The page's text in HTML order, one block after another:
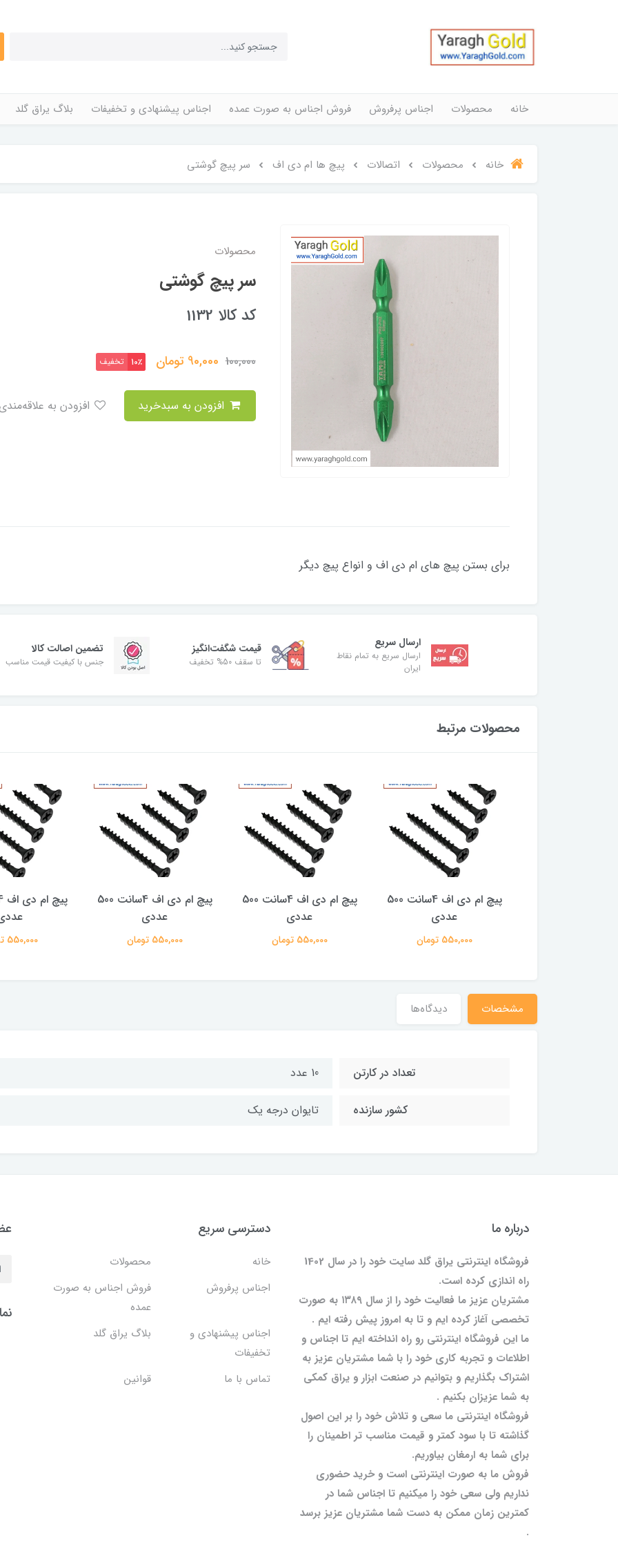
خانه محصولات اجناس پرفروش فروش اجناس به صورت عمده اجناس پیشنهادی و تخفیفات بلاگ یراق گلد
خانه محصولات اتصالات پیچ ها ام دی اف سر پیچ گوشتی
محصولات
سر پیچ گوشتی
کد کالا 1132
100,000
90,000 تومان 10٪ تخفیف
برای بستن پیچ های ام دی اف و انواع پیچ دیگر
ارسال سریع
ارسال سریع به تمام نقاط
ایران
قیمت شگفت‌انگیز
تا سقف 50% تخفیف
تضمین اصالت کالا
جنس با کیفیت قیمت مناسب
محصولات مرتبط
پیچ ام دی اف 4سانت 500
عددی
550,000 تومان
پیچ ام دی اف 4سانت 500
عددی
550,000 تومان
پیچ ام دی اف 4سانت 500
عددی
550,000 تومان 550,000 تومان
مشخصات دیدگاه‌ها
تعداد در کارتن 10 عدد
کشور سازنده تایوان درجه یک
درباره ما
فروشگاه اینترنتی یراق گلد سایت خود را در سال 1402
راه اندازی کرده است.
مشتریان عزیز ما فعالیت خود را از سال ۱۳۸۹ به صورت
تخصصی آغاز کرده ایم و تا به امروز پیش رفته ایم .
ما این فروشگاه اینترنتی رو راه انداخته ایم تا اجناس و
اطلاعات و تجربه کاری خود را با شما مشتریان عزیز به
اشتراک بگذاریم و بتوانیم در صنعت ابزار و یراق کمکی
به شما عزیزان بکنیم .
فروشگاه اینترنتی ما سعی و تلاش خود را بر این اصول
گذاشته تا با سود کمتر و قیمت مناسب تر اطمینان را
برای شما به ارمغان بیاوریم.
فروش ما به صورت اینترنتی است و خرید حضوری
نداریم ولی سعی خود را میکنیم تا اجناس شما در
کمترین زمان ممکن به دست شما مشتریان عزیز برسد
.
دسترسی سریع
خانه
محصولات
اجناس پرفروش
فروش اجناس به صورت
عمده
اجناس پیشنهادی و
تخفیفات
بلاگ یراق گلد
تماس با ما قوانین